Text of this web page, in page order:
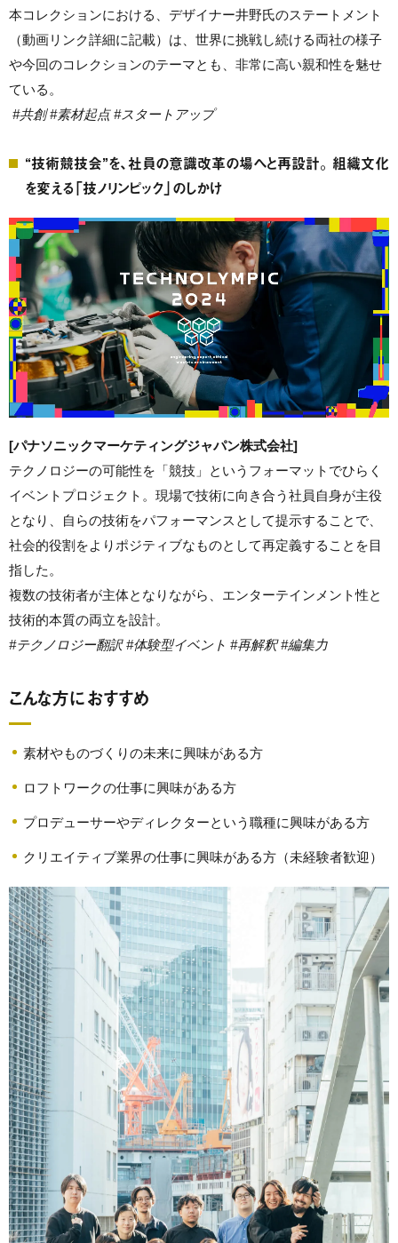
本コレクションにおける、デザイナー井野氏のステートメント
（動画リンク詳細に記載）は、世界に挑戦し続ける両社の様子
や今回のコレクションのテーマとも、非常に高い親和性を魅せ
ている。
#共創 #素材起点 #スタートアップ
“技術競技会”を、社員の意識改革の場へと再設計。 組織文化
を変える「技ノリンピック」のしかけ
[パナソニックマーケティングジャパン株式会社]
テクノロジーの可能性を「競技」というフォーマットでひらく
イベントプロジェクト。現場で技術に向き合う社員自身が主役
となり、自らの技術をパフォーマンスとして提示することで、
社会的役割をよりポジティブなものとして再定義することを目
指した。
複数の技術者が主体となりながら、エンターテインメント性と
技術的本質の両立を設計。
#テクノロジー翻訳 #体験型イベント #再解釈 #編集力
こんな方におすすめ
素材やものづくりの未来に興味がある方
ロフトワークの仕事に興味がある方
プロデューサーやディレクターという職種に興味がある方
クリエイティブ業界の仕事に興味がある方（未経験者歓迎）